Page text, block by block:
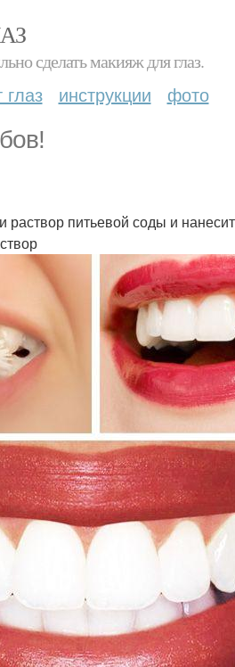
сделать макияж для глаз.
глаз инструкции фото
питьевой соды и